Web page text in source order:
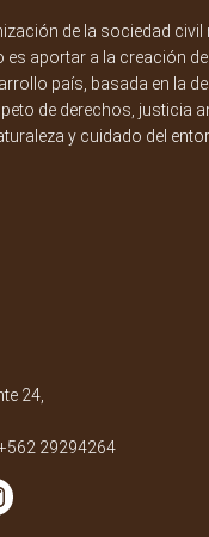
de la sociedad civil
aportar a la creación
país, basada en la
de derechos, justicia
y cuidado del
24,
29294264